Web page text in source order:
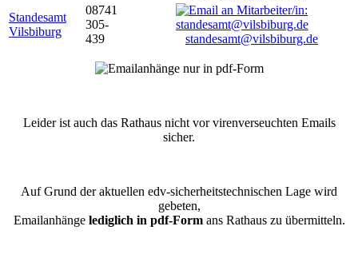
Standesamt
Vilsbiburg
08741
305-
439
standesamt@vilsbiburg.de
Leider ist auch das Rathaus nicht vor virenverseuchten Emails
sicher.
Auf Grund der aktuellen edv-sicherheitstechnischen Lage wird
gebeten,
Emailanhänge lediglich in pdf-Formans Rathaus zu übermitteln.